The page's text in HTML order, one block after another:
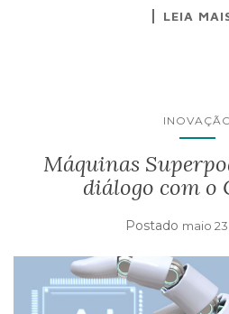
LEIA
Máquinas
diálogo com o
Postado maio